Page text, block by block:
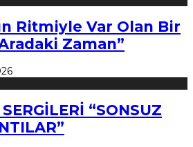
Ritmiyle Var Olan Bir
Zaman”
“SONSUZ